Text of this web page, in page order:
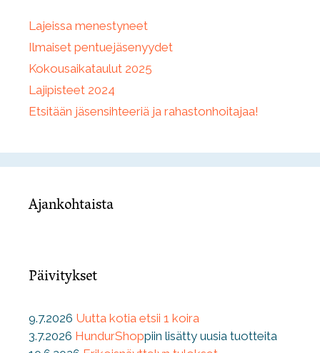
Lajeissa menestyneet
Ilmaiset pentuejäsenyydet
Kokousaikataulut 2025
Lajipisteet 2024
Etsitään jäsensihteeriä ja rahastonhoitajaa!
Ajankohtaista
Päivitykset
9.7.2026 Uutta kotia etsii 1 koira
3.7.2026 HundurShoppiin lisätty uusia tuotteita